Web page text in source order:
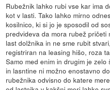
Rubežnik lahko rubi vse kar ima
kot v lasti. Tako lahko mirno
kosilnico, ki si jo je sposodil od
predvideva da mora rubež
last dolžnika in ne sme rubit
registriran na leasing hišo, roza
Samo med enim in drugim je
in lasntine ni možno enostavno
rubežnika odvisno do katere